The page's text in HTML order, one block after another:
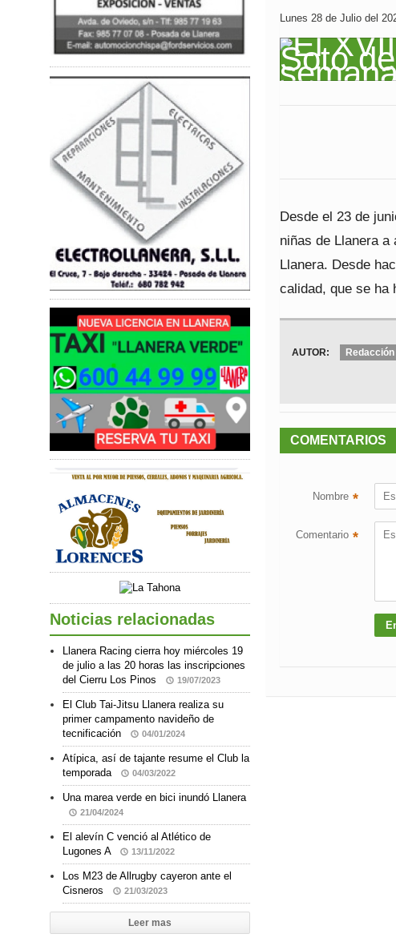
Lunes 28 de Julio del
Desde el 23 de
niñas de Llanera a
Llanera. Desde
calidad, que se ha
AUTOR: Redacción
COMENTARIOS
Nombre *
Comentario *
Noticias relacionadas
Llanera Racing cierra hoy miércoles 19
de julio a las 20 horas las inscripciones
del Cierru Los Pinos
19/07/2023
El Club Tai-Jitsu Llanera realiza su
primer campamento navideño de
tecnificación
04/01/2024
Atípica, así de tajante resume el Club la
temporada
04/03/2022
Una marea verde en bici inundó Llanera
21/04/2024
El alevín C venció al Atlético de
Lugones A
13/11/2022
Los M23 de Allrugby cayeron ante el
Cisneros
21/03/2023
Leer mas